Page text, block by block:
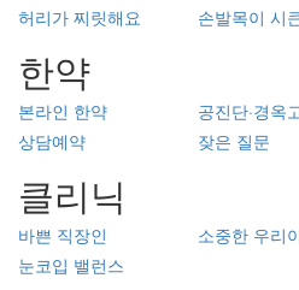
허리가 찌릿해요
손발목이 시
한약
본라인 한약 공진단·경옥
상담예약
잦은 질문
클리닉
바쁜 직장인 소중한 우리
눈코입 밸런스